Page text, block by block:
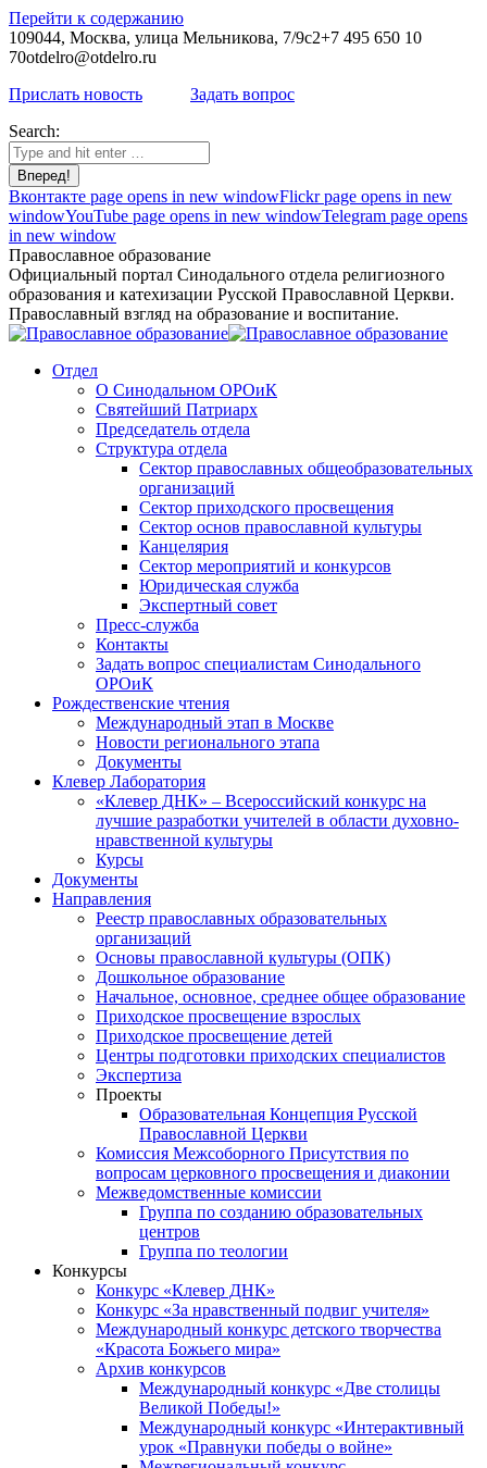
Перейти к содержанию
109044, Москва, улица Мельникова, 7/9с2+7 495 650 10
70otdelro@otdelro.ru
Прислать новость
Задать вопрос
Search:
Вконтакте page opens in new windowFlickr page opens in new
windowYouTube page opens in new windowTelegram page opens
in new window
Православное образование
Официальный портал Синодального отдела религиозного
образования и катехизации Русской Православной Церкви.
Православный взгляд на образование и воспитание.
Отдел
О Синодальном ОРОиК
Святейший Патриарх
Председатель отдела
Структура отдела
Сектор православных общеобразовательных
организаций
Сектор приходского просвещения
Сектор основ православной культуры
Канцелярия
Сектор мероприятий и конкурсов
Юридическая служба
Экспертный совет
Пресс-служба
Контакты
Задать вопрос специалистам Синодального
ОРОиК
Рождественские чтения
Международный этап в Москве
Новости регионального этапа
Документы
Клевер Лаборатория
«Клевер ДНК» – Всероссийский конкурс на
лучшие разработки учителей в области духовно-
нравственной культуры
Курсы
Документы
Направления
Реестр православных образовательных
организаций
Основы православной культуры (ОПК)
Дошкольное образование
Начальное, основное, среднее общее образование
Приходское просвещение взрослых
Приходское просвещение детей
Центры подготовки приходских специалистов
Экспертиза
Проекты
Образовательная Концепция Русской
Православной Церкви
Комиссия Межсоборного Присутствия по
вопросам церковного просвещения и диаконии
Межведомственные комиссии
Группа по созданию образовательных
центров
Группа по теологии
Конкурсы
Конкурс «Клевер ДНК»
Конкурс «За нравственный подвиг учителя»
Международный конкурс детского творчества
«Красота Божьего мира»
Архив конкурсов
Международный конкурс «Две столицы
Великой Победы!»
Международный конкурс «Интерактивный
урок «Правнуки победы о войне»